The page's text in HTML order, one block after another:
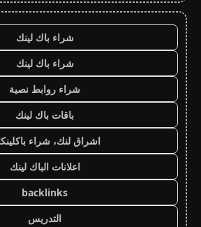
شراء باك لينك
شراء باك لينك
شراء روابط نصية
باقات باك لينك
اشراق لنك، شراء
اعلانات الباك لينك
backlinks
التدريس